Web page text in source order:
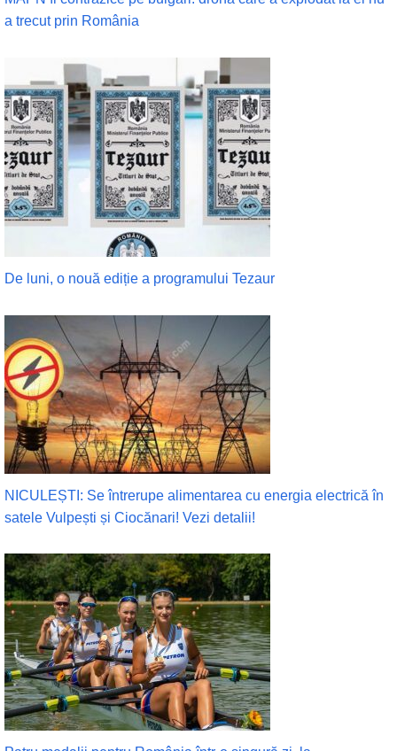
a trecut prin România
De luni, o nouă ediție a programului Tezaur
NICULEȘTI: Se întrerupe alimentarea cu energia electrică în
satele Vulpești și Ciocănari! Vezi detalii!